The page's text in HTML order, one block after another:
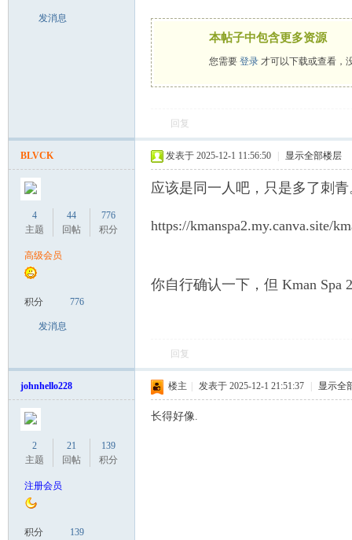
发消息
本帖子中包含更多资源
您需要 登录才可以下载或查看，
回复
BLVCK
4
主题
44
回帖
776
积分
高级会员
积分 776
发消息
发表于 2025-12-1 11:56:50 显示全部楼层
应该是同一人吧，只是多了刺青
https://kmanspa2.my.canva.site/
你自行确认一下，但 Kman Spa
回复
johnhello228
2
主题
21
回帖
139
积分
注册会员
积分 139
楼主 发表于 2025-12-1 21:51:37 显示全
长得好像.